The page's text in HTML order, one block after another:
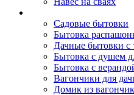
Садовые бытовки
Бытовка
Дачные бытовки с
Бытовка с душем
Бытовка с
Вагончики для
Домик из